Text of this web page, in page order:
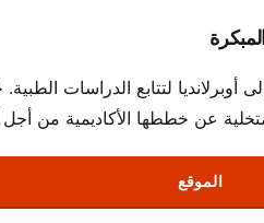
لتتابع الدراسات
عن خططها الأكاديمية من أجل
الموقع